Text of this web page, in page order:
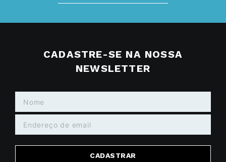
CADASTRE-SE NA NOSSA
NEWSLETTER
CADASTRAR